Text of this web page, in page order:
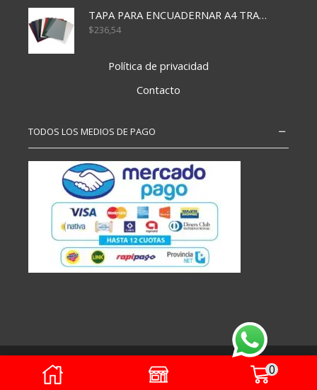
TAPA PARA ENCUADERNAR A4 TRANSP x50x500
$236,54
Política de privacidad
Contacto
TODOS LOS MEDIOS DE PAGO
Copyright – Todos los derechos reservados
0